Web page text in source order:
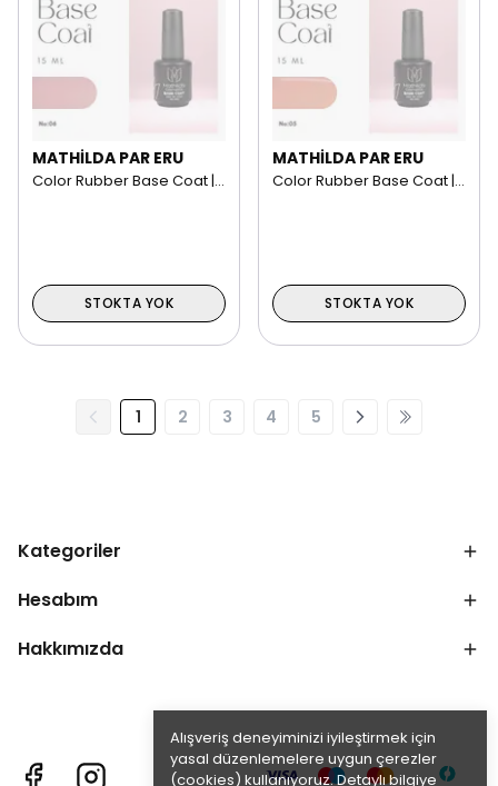
Alışveriş deneyiminizi iyileştirmek için
yasal düzenlemelere uygun çerezler
(cookies) kullanıyoruz. Detaylı bilgiye
MATHİLDA PAR ERU
Color Rubber Base Coat | 15 ml NO: 06
STOKTA YOK
MATHİLDA PAR ERU
Color Rubber Base Coat | 15 ml NO: 05
STOKTA YOK
1 2 3 4 5
Kategoriler
Hesabım
Hakkımızda